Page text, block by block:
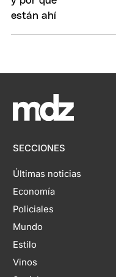
SECCIONES
Últimas noticias
Economía
Policiales
Mundo
Estilo
Vinos